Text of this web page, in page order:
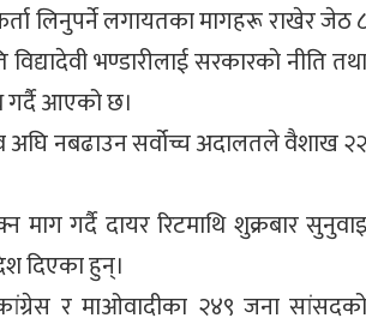
लिनुपर्ने लगायतका मागहरू राखेर जेठ ८
भण्डारीलाई सरकारको नीति तथा
गर्दै आएको छ।
अघि नबढाउन सर्वोच्च अदालतले वैशाख २२
माग गर्दै दायर रिटमाथि शुक्रबार सुनुवाइ
दिएका हुन्।
र माओवादीका २४९ जना सांसदको